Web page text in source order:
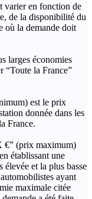
varier en fonction de
de la disponibilité du
où la demande doit
larges économies
“Toute la France”
est le prix
donnée dans les
France.
(prix maximum)
établissant une
et la plus basse
ayant
maximale citée